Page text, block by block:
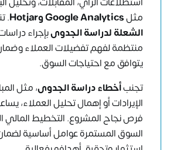
مثلGoogle Analytics وHotjar .
الشعلة لدراسة الجدوىبإجراء
منتظمة لفهم تفضيلات العملاء
يتوافق مع احتياجات السوق.
تجنبأخطاء دراسة الجدوى، مثل
الإيرادات أو إهمال تحليل العملاء،
فرص نجاح المشروع. التخطيط المالي
السوق المستمرة عوامل أساسية